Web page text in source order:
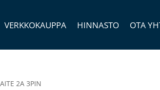
VERKKOKAUPPA HINNASTO OTA
2A 3PIN